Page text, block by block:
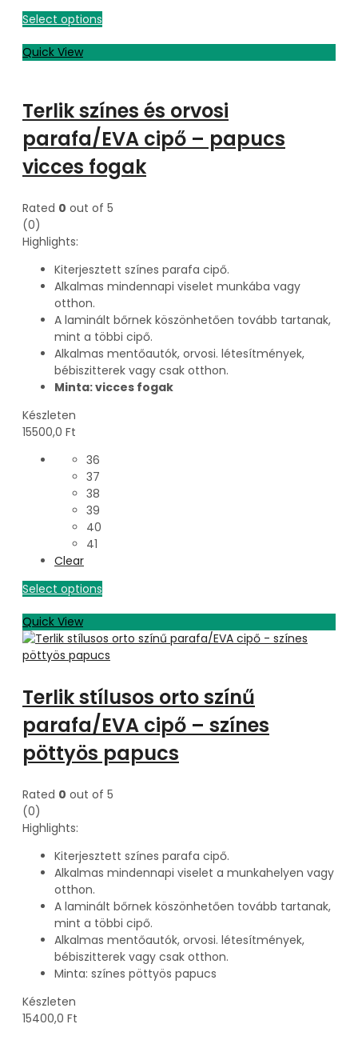
Select options
Quick View
Terlik színes és orvosi
parafa/EVA cipő – papucs
vicces fogak
Rated 0 out of 5
(0)
Highlights:
Kiterjesztett színes parafa cipő.
Alkalmas mindennapi viselet munkába vagy
otthon.
A laminált bőrnek köszönhetően tovább tartanak,
mint a többi cipő.
Alkalmas mentőautók, orvosi. létesítmények,
bébiszitterek vagy csak otthon.
Minta: vicces fogak
Készleten
15500,0 Ft
36
37
38
39
40
41
Clear
Select options
Quick View
Terlik stílusos orto színű
parafa/EVA cipő – színes
pöttyös papucs
Rated 0 out of 5
(0)
Highlights:
Kiterjesztett színes parafa cipő.
Alkalmas mindennapi viselet a munkahelyen vagy
otthon.
A laminált bőrnek köszönhetően tovább tartanak,
mint a többi cipő.
Alkalmas mentőautók, orvosi. létesítmények,
bébiszitterek vagy csak otthon.
Minta: színes pöttyös papucs
Készleten
15400,0 Ft